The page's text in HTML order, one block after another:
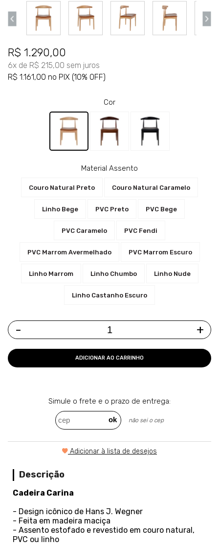
R$ 1.290,00
6x de R$ 215,00 sem juros
R$ 1.161,00 no PIX (10% OFF)
Cor
Material Assento
Couro Natural Preto Couro Natural Caramelo
Linho Bege PVC Preto PVC Bege
PVC Caramelo PVC Fendi
PVC Marrom Avermelhado PVC Marrom Escuro
Linho Marrom Linho Chumbo Linho Nude
Linho Castanho Escuro
- +
ADICIONAR AO CARRINHO
Simule o frete e o prazo de entrega:
Adicionar à lista de desejos
Descrição
Cadeira Carina
- Design icônico de Hans J. Wegner
- Feita em madeira maciça
- Assento estofado e revestido em couro natural,
PVC ou linho